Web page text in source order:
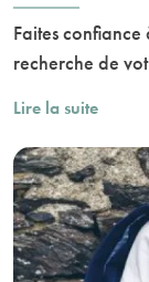
Faites
recherche de
Lire la suite